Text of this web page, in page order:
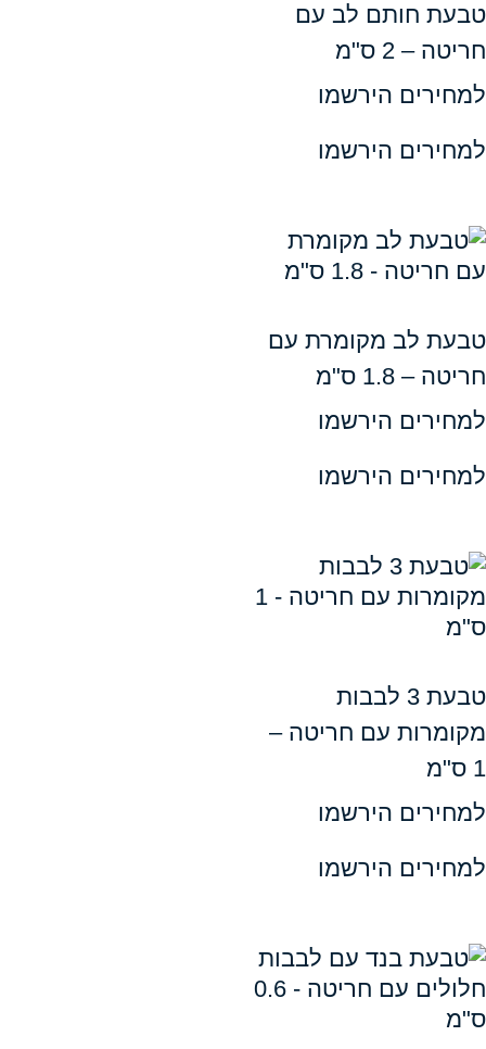
חותם לב עם
ס"מ
הירשמו
הירשמו
לב מקומרת עם
ס"מ
הירשמו
הירשמו
טבעת 3 לבבות
עם חריטה –
הירשמו
הירשמו